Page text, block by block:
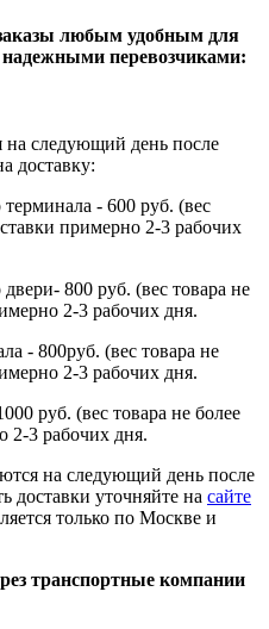
любым удобным для
перевозчиками:
на следующий день после
доставку:
- 600 руб. (вес
примерно 2-3 рабочих
800 руб. (вес товара не
2-3 рабочих дня.
- 800руб. (вес товара не
2-3 рабочих дня.
руб. (вес товара не более
2-3 рабочих дня.
на следующий день после
доставки уточняйте на сайте
только по Москве и
транспортные компании